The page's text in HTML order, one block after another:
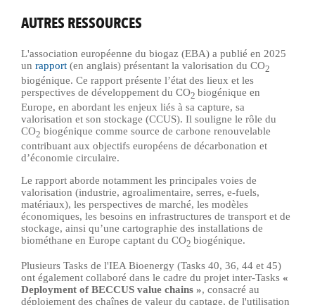
AUTRES RESSOURCES
L'association européenne du biogaz (EBA) a publié en 2025
un rapport(en anglais) présentant la valorisation du CO2
biogénique. Ce rapport présente l’état des lieux et les
perspectives de développement du CO2 biogénique en
Europe, en abordant les enjeux liés à sa capture, sa
valorisation et son stockage (CCUS). Il souligne le rôle du
CO2 biogénique comme source de carbone renouvelable
contribuant aux objectifs européens de décarbonation et
d’économie circulaire.
Le rapport aborde notamment les principales voies de
valorisation (industrie, agroalimentaire, serres, e-fuels,
matériaux), les perspectives de marché, les modèles
économiques, les besoins en infrastructures de transport et de
stockage, ainsi qu’une cartographie des installations de
biométhane en Europe captant du CO2 biogénique.
Plusieurs Tasks de l'IEA Bioenergy (Tasks 40, 36, 44 et 45)
ont également collaboré dans le cadre du projet inter-Tasks «
Deployment of BECCUS value chains », consacré au
déploiement des chaînes de valeur du captage, de l'utilisation